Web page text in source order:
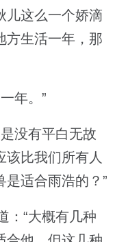
儿这么一个娇滴
方生活一年，那
年。”
没有平白无故
该比我们所有人
适合雨浩的？”
“大概有几种